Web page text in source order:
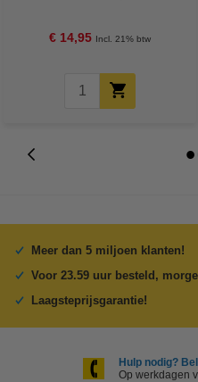
€ 14,95 Incl. 21% btw
Meer dan 5 miljoen klanten!
Voor 23.59 uur besteld,
Laagsteprijsgarantie!
Hulp nodig?
Op werkdagen